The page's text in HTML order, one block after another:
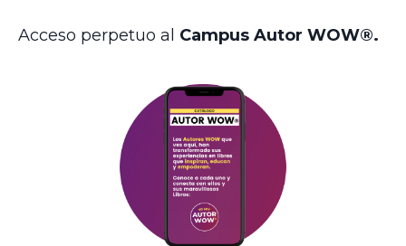
Acceso perpetuo al Campus Autor WOW®.